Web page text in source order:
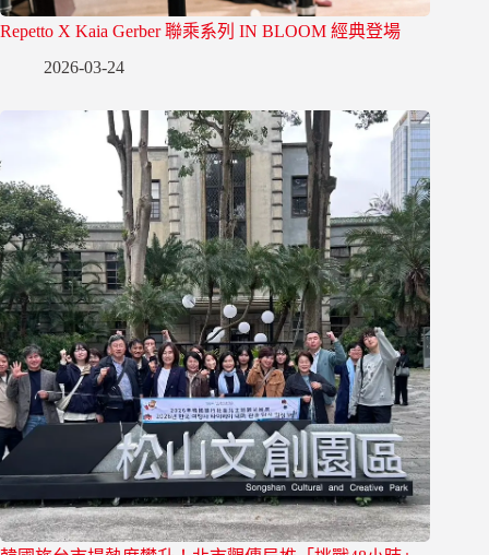
Repetto X Kaia Gerber 聯乘系列 IN BLOOM 經典登場
2026-03-24